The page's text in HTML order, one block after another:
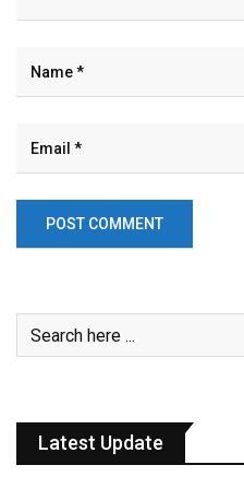
Latest Update